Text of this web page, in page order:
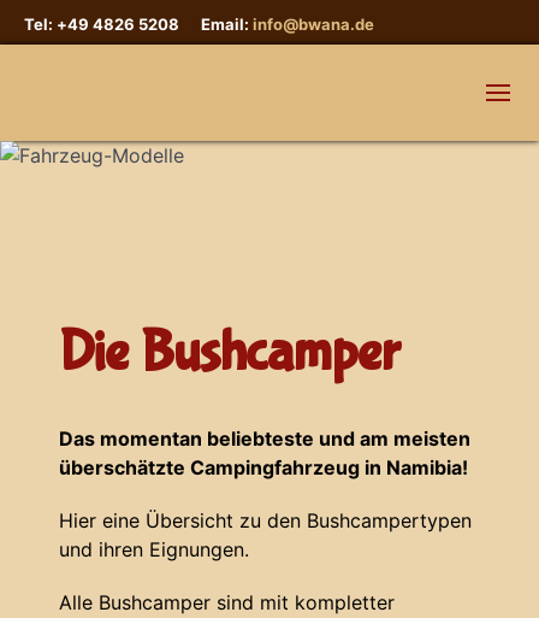
Tel: +49 4826 5208 Email: info@bwana.de
Die Bushcamper
Das momentan beliebteste und am meisten
überschätzte Campingfahrzeug in Namibia!
Hier eine Übersicht zu den Bushcampertypen
und ihren Eignungen.
Alle Bushcamper sind mit kompletter